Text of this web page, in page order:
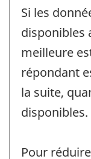
Si les
disponibles
meilleure
répondant
la suite,
disponibles.
Pour